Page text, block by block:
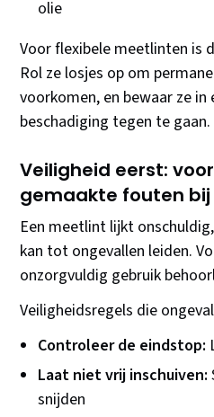
olie
Voor flexibele meetlinten is
Rol ze losjes op om
voorkomen, en bewaar ze in
beschadiging tegen te gaan.
Veiligheid eerst:
gemaakte fouten
Een meetlint lijkt
kan tot ongevallen leiden.
onzorgvuldig gebruik
Veiligheidsregels die
Controleer de eindstop:
Laat niet vrij inschuiven:
snijden